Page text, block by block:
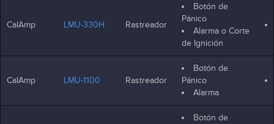
CalAmp LMU-330H Rastreador
Botón de
Pánico
Alarma o Corte
de Ignición
CalAmp LMU-1100 Rastreador
Botón de
Pánico
Alarma
Botón de